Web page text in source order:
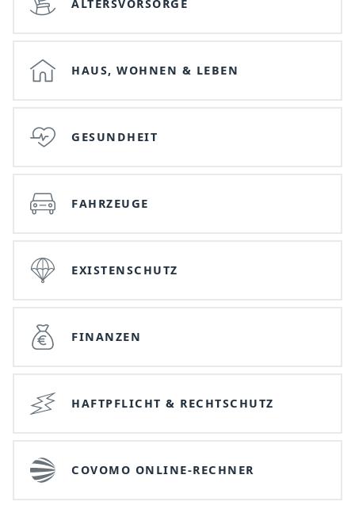
ALTERSVORSORGE
HAUS, WOHNEN & LEBEN
GESUNDHEIT
FAHRZEUGE
EXISTENSCHUTZ
FINANZEN
HAFTPFLICHT & RECHTSCHUTZ
COVOMO ONLINE-RECHNER